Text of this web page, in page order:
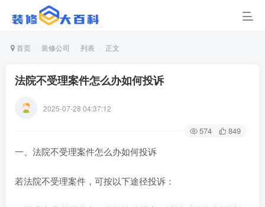
首页 装修公司 列表 正文
法院不受理案件怎么办如何投诉
2025-07-28 04:37:12
574 849
一、法院不受理案件怎么办如何投诉
若法院不受理案件，可按以下途径投诉：